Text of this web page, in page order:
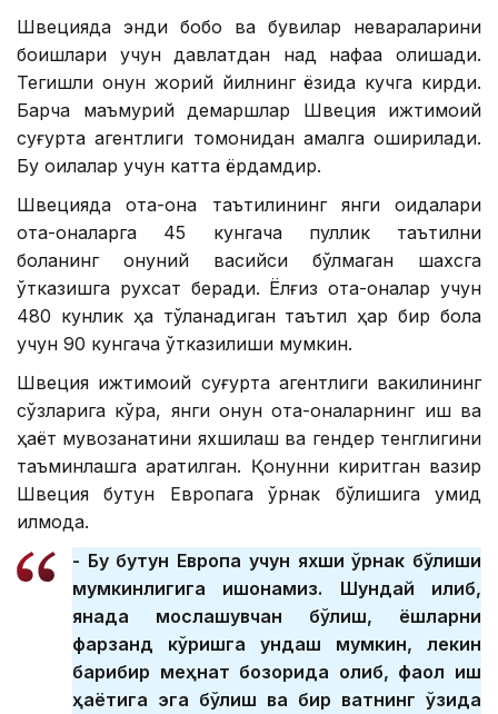
Швецияда энди бобо ва бувилар невараларини
боқишлари учун давлатдан нақд нафақа олишади.
Тегишли қонун жорий йилнинг ёзида кучга кирди.
Барча маъмурий демаршлар Швеция ижтимоий
суғурта агентлиги томонидан амалга оширилади.
Бу оилалар учун катта ёрдамдир.
Швецияда ота-она таътилининг янги қоидалари
ота-оналарга 45 кунгача пуллик таътилни
боланинг қонуний васийси бўлмаган шахсга
ўтказишга рухсат беради. Ёлғиз ота-оналар учун
480 кунлик ҳақ тўланадиган таътил ҳар бир бола
учун 90 кунгача ўтказилиши мумкин.
Швеция ижтимоий суғурта агентлиги вакилининг
сўзларига кўра, янги қонун ота-оналарнинг иш ва
ҳаёт мувозанатини яхшилаш ва гендер тенглигини
таъминлашга қаратилган. Қонунни киритган вазир
Швеция бутун Европага ўрнак бўлишига умид
қилмоқда.
- Бу бутун Европа учун яхши ўрнак бўлиши
мумкинлигига ишонамиз. Шундай қилиб,
янада мослашувчан бўлиш, ёшларни
фарзанд кўришга ундаш мумкин, лекин
барибир меҳнат бозорида қолиб, фаол иш
ҳаётига эга бўлиш ва бир вақтнинг ўзида